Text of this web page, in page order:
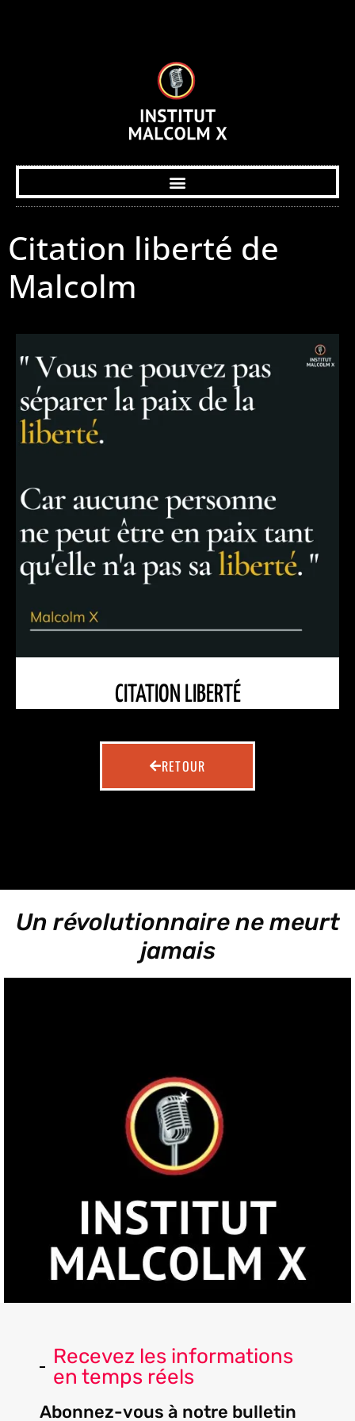
Citation liberté de
Malcolm
CITATION LIBERTÉ
RETOUR
Un révolutionnaire ne meurt
jamais
Recevez les informations
en temps réels
Abonnez-vous à notre bulletin